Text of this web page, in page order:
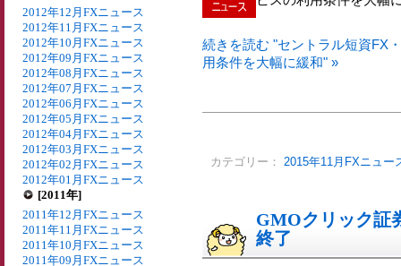
2012年12月FXニュース
2012年11月FXニュース
2012年10月FXニュース
2012年09月FXニュース
2012年08月FXニュース
2012年07月FXニュース
2012年06月FXニュース
2012年05月FXニュース
2012年04月FXニュース
2012年03月FXニュース
2012年02月FXニュース
2012年01月FXニュース
[2011年]
2011年12月FXニュース
2011年11月FXニュース
2011年10月FXニュース
2011年09月FXニュース
続きを読む "セントラル短資FX
用条件を大幅に緩和" »
カテゴリー： 2015年11月FXニュー
GMOクリック証
終了